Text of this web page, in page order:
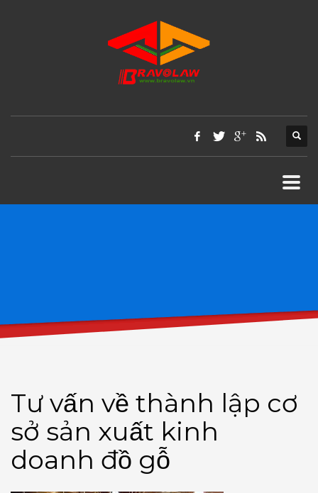
Tư vấn về thành lập cơ
sở sản xuất kinh
doanh đồ gỗ